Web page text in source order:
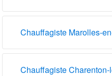
Chauffagiste Marolles-
Chauffagiste Charenton-